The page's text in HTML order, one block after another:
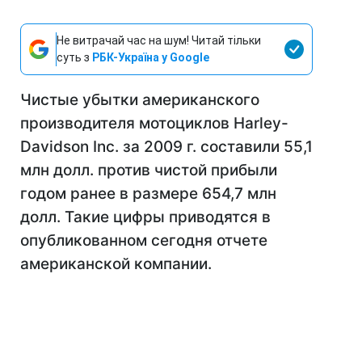
Не витрачай час на шум! Читай тільки
суть з РБК-Україна у Google
Чистые убытки американского
производителя мотоциклов Harley-
Davidson Inc. за 2009 г. составили 55,1
млн долл. против чистой прибыли
годом ранее в размере 654,7 млн
долл. Такие цифры приводятся в
опубликованном сегодня отчете
американской компании.